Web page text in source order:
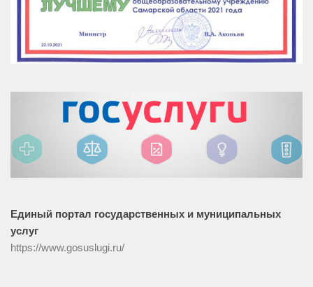
Единый портал государственных и муниципальных
услуг
https://www.gosuslugi.ru/